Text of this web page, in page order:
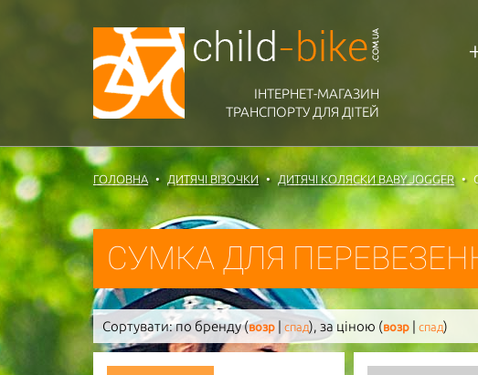
ІНТЕРНЕТ-МАГАЗИН
ТРАНСПОРТУ ДЛЯ ДІТЕЙ
ГОЛОВНА ДИТЯЧІ ВІЗОЧКИ ДИТЯЧІ КОЛЯСКИ BABY JOGGER
СУМКА ДЛЯ
Сортувати:по бренду (возр | спад), за ціною (возр | спад)